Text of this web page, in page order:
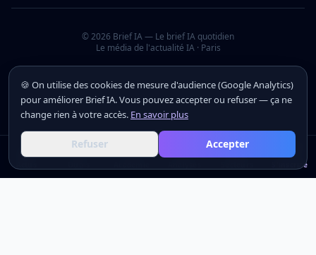
🍪 On utilise des cookies de mesure d'audience (Google Analytics)
pour améliorer Brief IA. Vous pouvez accepter ou refuser — ça ne
change rien à votre accès. En savoir plus
Refuser Accepter
©2026 Brief IA — Le brief IA quotidien
Le média de l'actualité IA · Paris
S'inscrire
S'inscrire